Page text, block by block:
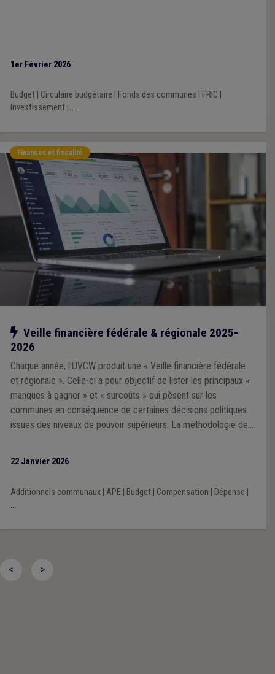
1er Février 2026
Budget| Circulaire budgétaire Fonds des communes FRIC
Investissement| ...
Finances et fiscalité
Notre action
Veille financière fédérale & régionale 2025-
2026
Chaque année, l’UVCW produit une « Veille financière fédérale
et régionale ». Celle-ci a pour objectif de lister les principaux «
manques à gagner » et « surcoûts » qui pèsent sur les
communes en conséquence de certaines décisions politiques
issues des niveaux de pouvoir supérieurs. La méthodologie de
22 Janvier 2026
Additionnels communaux| APE Budget| Compensation Dépense
...
< >